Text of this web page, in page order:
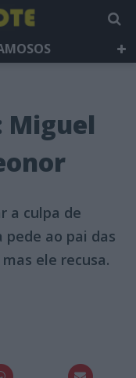
Miguel
a culpa de
pede ao pai das
ele recusa.